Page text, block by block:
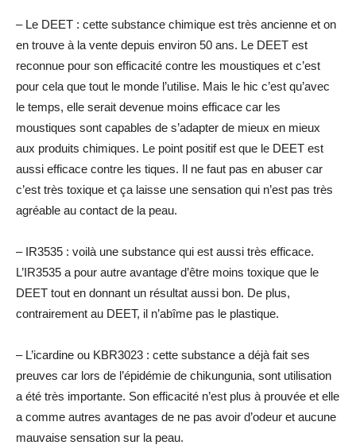
– Le DEET : cette substance chimique est très ancienne et on
en trouve à la vente depuis environ 50 ans. Le DEET est
reconnue pour son efficacité contre les moustiques et c’est
pour cela que tout le monde l’utilise. Mais le hic c’est qu’avec
le temps, elle serait devenue moins efficace car les
moustiques sont capables de s’adapter de mieux en mieux
aux produits chimiques. Le point positif est que le DEET est
aussi efficace contre les tiques. Il ne faut pas en abuser car
c’est très toxique et ça laisse une sensation qui n’est pas très
agréable au contact de la peau.
– IR3535 : voilà une substance qui est aussi très efficace.
L’IR3535 a pour autre avantage d’être moins toxique que le
DEET tout en donnant un résultat aussi bon. De plus,
contrairement au DEET, il n’abîme pas le plastique.
– L’icardine ou KBR3023 : cette substance a déjà fait ses
preuves car lors de l’épidémie de chikungunia, sont utilisation
a été très importante. Son efficacité n’est plus à prouvée et elle
a comme autres avantages de ne pas avoir d’odeur et aucune
mauvaise sensation sur la peau.